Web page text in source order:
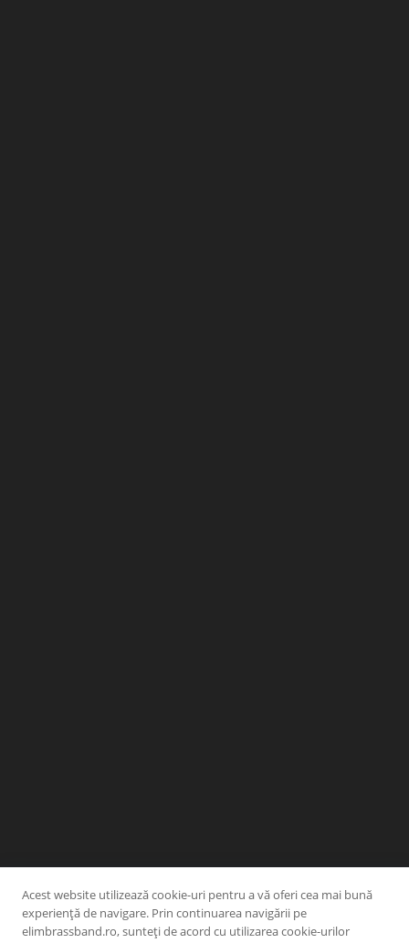
Acest website utilizează cookie-uri pentru a vă oferi cea mai bună
experiență de navigare. Prin continuarea navigării pe
elimbrassband.ro, sunteți de acord cu utilizarea cookie-urilor